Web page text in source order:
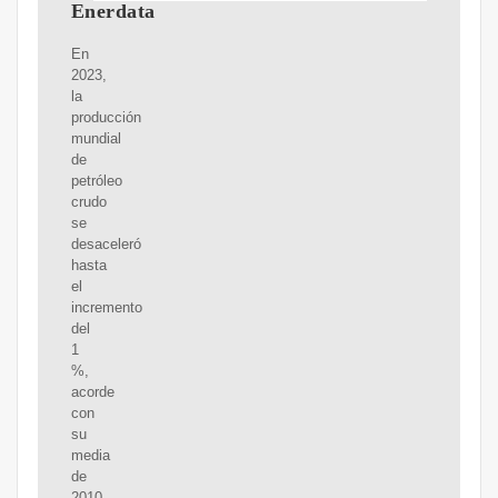
Enerdata
En
2023,
la
producción
mundial
de
petróleo
crudo
se
desaceleró
hasta
el
incremento
del
1
%,
acorde
con
su
media
de